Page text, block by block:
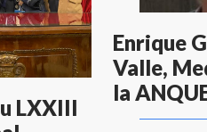
LXXIII
Enrique
Valle,
la